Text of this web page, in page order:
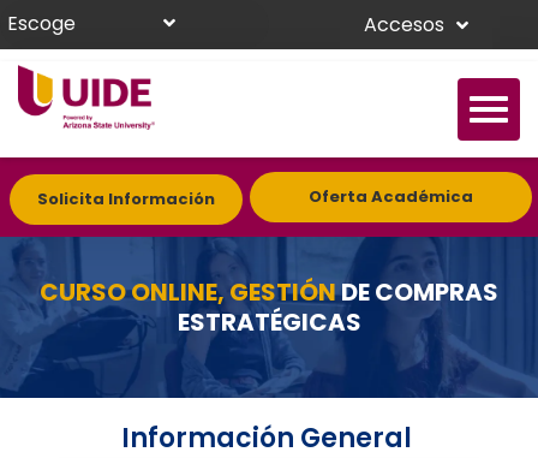
Escoge Accesos
Solicita Información Oferta Académica
CURSO ONLINE, GESTIÓNDE COMPRAS
ESTRATÉGICAS
Información General